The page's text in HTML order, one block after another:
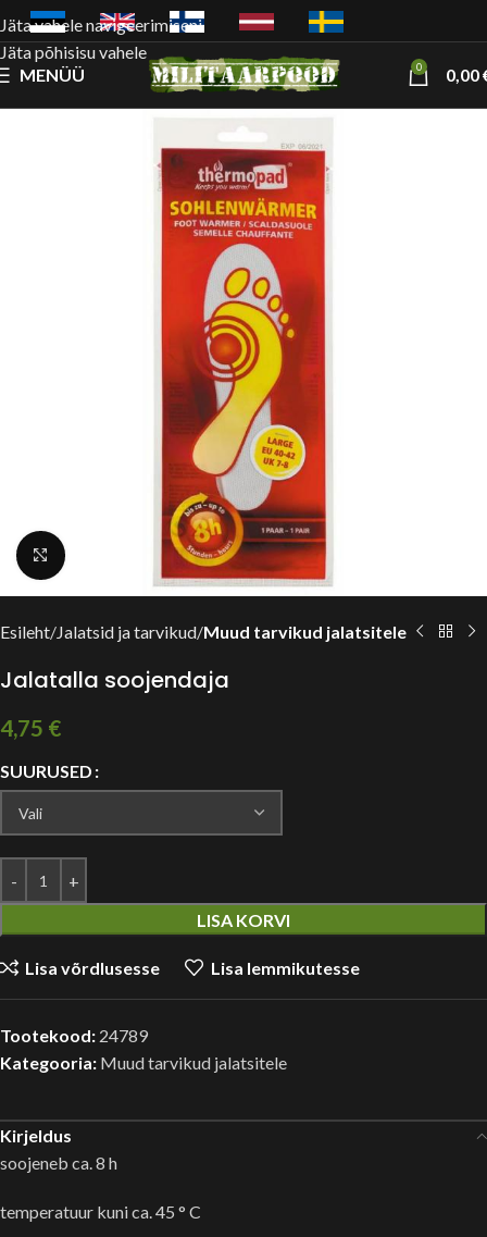
Jäta vahele navigeerimiseni
Jäta põhisisu vahele
MENÜÜ
0 0,00
Suurendamiseks vajuta siia
Esileht Jalatsid ja tarvikud Muud tarvikud jalatsitele
Jalatalla soojendaja
4,75 €
SUURUSED
LISA KORVI
Lisa võrdlusesse Lisa lemmikutesse
Tootekood: 24789
Kategooria: Muud tarvikud jalatsitele
Kirjeldus
soojeneb ca. 8 h
temperatuur kuni ca. 45 ° C